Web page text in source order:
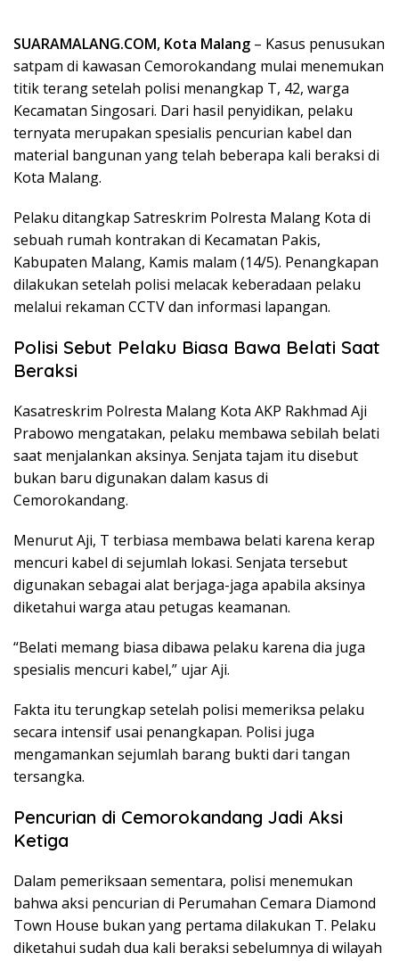
SUARAMALANG.COM, Kota Malang – Kasus penusukan
satpam di kawasan Cemorokandang mulai menemukan
titik terang setelah polisi menangkap T, 42, warga
Kecamatan Singosari. Dari hasil penyidikan, pelaku
ternyata merupakan spesialis pencurian kabel dan
material bangunan yang telah beberapa kali beraksi di
Kota Malang.
Pelaku ditangkap Satreskrim Polresta Malang Kota di
sebuah rumah kontrakan di Kecamatan Pakis,
Kabupaten Malang, Kamis malam (14/5). Penangkapan
dilakukan setelah polisi melacak keberadaan pelaku
melalui rekaman CCTV dan informasi lapangan.
Polisi Sebut Pelaku Biasa Bawa Belati Saat
Beraksi
Kasatreskrim Polresta Malang Kota AKP Rakhmad Aji
Prabowo mengatakan, pelaku membawa sebilah belati
saat menjalankan aksinya. Senjata tajam itu disebut
bukan baru digunakan dalam kasus di
Cemorokandang.
Menurut Aji, T terbiasa membawa belati karena kerap
mencuri kabel di sejumlah lokasi. Senjata tersebut
digunakan sebagai alat berjaga-jaga apabila aksinya
diketahui warga atau petugas keamanan.
“Belati memang biasa dibawa pelaku karena dia juga
spesialis mencuri kabel,” ujar Aji.
Fakta itu terungkap setelah polisi memeriksa pelaku
secara intensif usai penangkapan. Polisi juga
mengamankan sejumlah barang bukti dari tangan
tersangka.
Pencurian di Cemorokandang Jadi Aksi
Ketiga
Dalam pemeriksaan sementara, polisi menemukan
bahwa aksi pencurian di Perumahan Cemara Diamond
Town House bukan yang pertama dilakukan T. Pelaku
diketahui sudah dua kali beraksi sebelumnya di wilayah